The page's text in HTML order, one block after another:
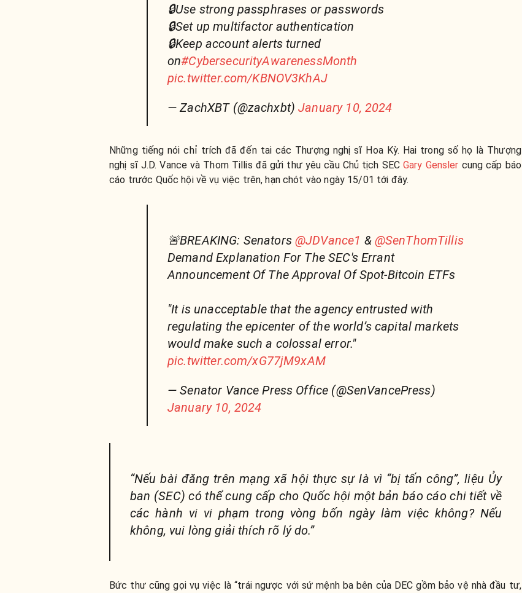
🔒Use strong passphrases or passwords
🔒Set up multifactor authentication
🔒Keep account alerts turned
on#CybersecurityAwarenessMonth
pic.twitter.com/KBNOV3KhAJ
— ZachXBT (@zachxbt)January 10, 2024
Những tiếng nói chỉ trích đã đến tai các Thượng nghị sĩ Hoa Kỳ. Hai trong số họ là Thượng
nghị sĩ J.D. Vance và Thom Tillis đã gửi thư yêu cầu Chủ tịch SECGary Gensler cung cấp báo
cáo trước Quốc hội về vụ việc trên, hạn chót vào ngày 15/01 tới đây.
🚨BREAKING: Senators@JDVance1 & @SenThomTillis
Demand Explanation For The SEC's Errant
Announcement Of The Approval Of Spot-Bitcoin ETFs
"It is unacceptable that the agency entrusted with
regulating the epicenter of the world’s capital markets
would make such a colossal error."
pic.twitter.com/xG77jM9xAM
— Senator Vance Press Office (@SenVancePress)
January 10, 2024
“Nếu bài đăng trên mạng xã hội thực sự là vì “bị tấn công”, liệu Ủy
ban (SEC) có thể cung cấp cho Quốc hội một bản báo cáo chi tiết về
các hành vi vi phạm trong vòng bốn ngày làm việc không? Nếu
không, vui lòng giải thích rõ lý do.”
Bức thư cũng gọi vụ việc là “trái ngược với sứ mệnh ba bên của DEC gồm bảo vệ nhà đầu tư,